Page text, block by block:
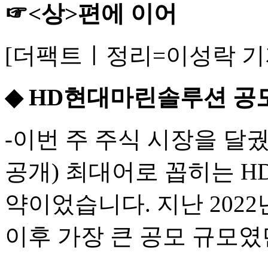
☞<상>편에 이어
[더팩트ㅣ정리=이성락
◆ HD현대마린솔루션 공
-이번 주 주식 시장을 달
공개) 최대어로 꼽히는
약이었습니다. 지난
이후 가장 큰 공모 규모